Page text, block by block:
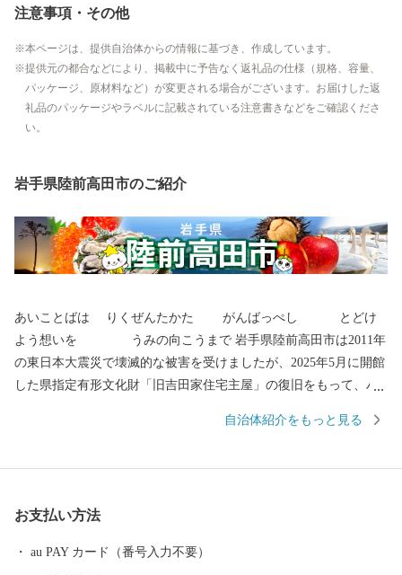
注意事項・その他
本ページは、提供自治体からの情報に基づき、作成しています。
提供元の都合などにより、掲載中に予告なく返礼品の仕様（規格、容量、
パッケージ、原材料など）が変更される場合がございます。お届けした返
礼品のパッケージやラベルに記載されている注意書きなどをご確認くださ
い。
岩手県陸前高田市のご紹介
あいことばは りくぜんたかた がんばっぺし とどけ
よう想いを うみの向こうまで 岩手県陸前高田市は2011年
の東日本大震災で壊滅的な被害を受けましたが、2025年5月に開館
した県指定有形文化財「旧吉田家住宅主屋」の復旧をもって、ハ
く過ごしやすく、虎舞いで新年を祝います。 四季折々の陸前高田
自治体紹介をもっと見る
お支払い方法
au PAY カード（番号入力不要）